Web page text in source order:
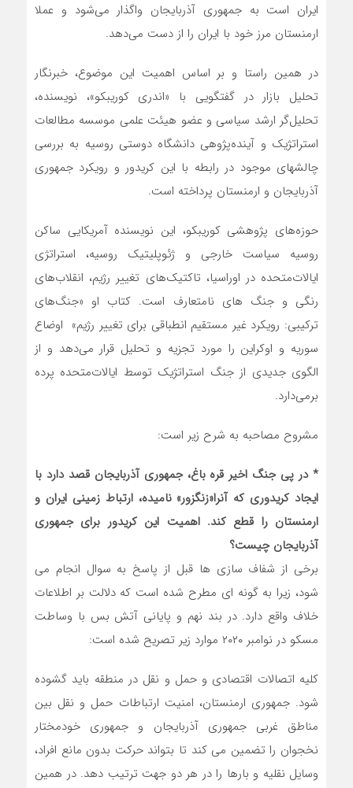
ایران است به جمهوری آذربایجان واگذار می‌شود و عملا
ارمنستان مرز خود با ایران را از دست می‌دهد.
در همین راستا و بر اساس اهمیت این موضوع، خبرنگار
تحلیل بازار در گفتگویی با «اندری کوریبکو»، نویسنده،
تحلیل‌گر ارشد سیاسی و عضو هیئت‌ علمی موسسه مطالعات
استراتژیک و آینده‌پژوهی دانشگاه دوستی روسیه به بررسی
چالشهای موجود در رابطه با این کریدور و رویکرد جمهوری
آذربایجان و ارمنستان پرداخته است.
حوزه‌های پژوهشی کوریبکو، این نویسنده آمریکایی ساکن
روسیه سیاست خارجی و ژئوپلیتیک روسیه، استراتژی
ایالات‌متحده در اوراسیا، تاکتیک‌های تغییر رژیم، انقلاب‌های
رنگی و جنگ‌ های نامتعارف است. کتاب او «جنگ‌های
ترکیبی: رویکرد غیر مستقیم انطباقی برای تغییر رژیم» اوضاع
سوریه و اوکراین را مورد تجزیه‌ و تحلیل قرار می‌دهد و از
الگوی جدیدی از جنگ استراتژیک توسط ایالات‌متحده پرده
برمی‌دارد.
مشروح مصاحبه به شرح زیر است:
* در پی جنگ اخیر قره باغ، جمهوری آذربایجان قصد دارد با
ایجاد کریدوری که آنرا«زنگزور» نامیده، ارتباط زمینی ایران و
ارمنستان را قطع کند. اهمیت این کریدور برای جمهوری
آذربایجان چیست؟
برخی از شفاف سازی ها قبل از پاسخ به سوال انجام می
شود، زیرا به گونه ای مطرح شده است که دلالت بر اطلاعات
خلاف واقع دارد. در بند نهم و پایانی آتش بس با وساطت
مسکو در نوامبر ۲۰۲۰ موارد زیر تصریح شده است:
کلیه اتصالات اقتصادی و حمل و نقل در منطقه باید گشوده
شود. جمهوری ارمنستان، امنیت ارتباطات حمل و نقل بین
مناطق غربی جمهوری آذربایجان و جمهوری خودمختار
نخجوان را تضمین می کند تا بتواند حرکت بدون مانع افراد،
وسایل نقلیه و بارها را در هر دو جهت ترتیب دهد. در همین